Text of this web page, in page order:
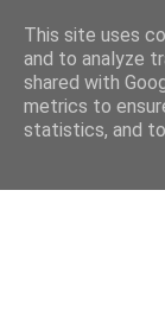
This site uses
and to analyze
shared with
metrics to
statistics, and